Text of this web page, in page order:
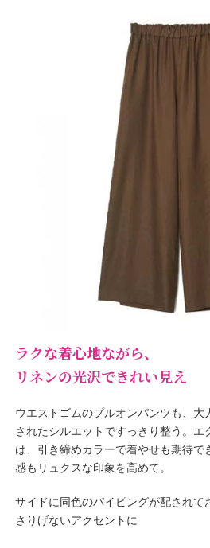
ラクな着心地ながら、
リネンの光沢できれい見え
ウエストゴムのプルオンパンツも、大
されたシルエットですっきり整う。エ
は、引き締めカラーで着やせも期待で
感もリュクスな印象を高めて。
サイドに同色のパイピングが配されて
さりげないアクセントに